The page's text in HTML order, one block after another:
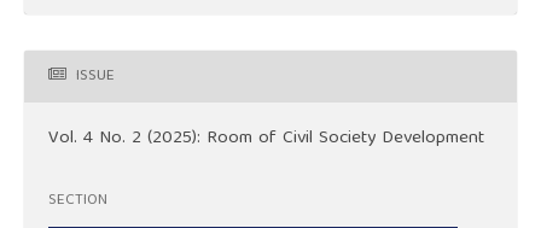
ISSUE
Vol. 4 No. 2 (2025): Room of Civil Society Development
SECTION